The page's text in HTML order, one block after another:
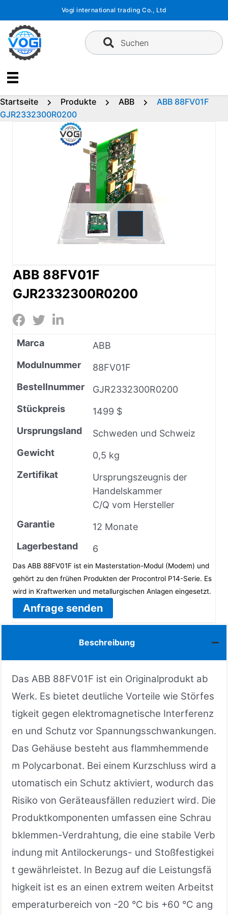
springen
Vogi international trading Co., Ltd
Suchen
Startseite Produkte ABB
ABB 88FV01F
GJR2332300R0200
ABB 88FV01F
GJR2332300R0200
Marca
ABB
Modulnummer
88FV01F
Bestellnummer
GJR2332300R0200
Stückpreis
1499 $
Ursprungsland
Schweden und Schweiz
Gewicht
0,5 kg
Zertifikat
Ursprungszeugnis der
Handelskammer
C/Q vom Hersteller
Garantie
12 Monate
Lagerbestand
6
Das ABB 88FV01F ist ein Masterstation-Modul (Modem) und
gehört zu den frühen Produkten der Procontrol P14-Serie. Es
wird in Kraftwerken und metallurgischen Anlagen eingesetzt.
Anfrage senden
Beschreibung
Das ABB 88FV01F ist ein Originalprodukt ab
Werk. Es bietet deutliche Vorteile wie Störfes
tigkeit gegen elektromagnetische Interferenz
en und Schutz vor Spannungsschwankungen.
Das Gehäuse besteht aus flammhemmende
m Polycarbonat. Bei einem Kurzschluss wird a
utomatisch ein Schutz aktiviert, wodurch das
Risiko von Geräteausfällen reduziert wird. Die
Produktkomponenten umfassen eine Schrau
bklemmen-Verdrahtung, die eine stabile Verb
indung mit Antilockerungs- und Stoßfestigkei
t gewährleistet. In Bezug auf die Leistungsfä
higkeit ist es an einen extrem weiten Arbeitst
emperaturbereich von -20 °C bis +60 °C ang